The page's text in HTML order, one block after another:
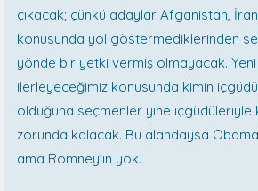
çıkacak; çünkü adaylar Afganistan,
konusunda yol göstermediklerinden
yönde bir yetki vermiş olmayacak. Yeni
ilerleyeceğimiz konusunda kimin
olduğuna seçmenler yine
zorunda kalacak. Bu alandaysa
ama Romney'in yok.